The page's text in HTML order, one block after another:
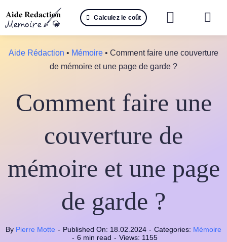
au
contenu
Calculez le coût
📚
📝
📝
Aide Rédaction • Mémoire • Comment faire une couverture
de mémoire et une page de garde ?
Comment faire une
couverture de
mémoire et une page
de garde ?
By Pierre Motte - Published On: 18.02.2024 - Categories: Mémoire
- 6 min read - Views: 1155